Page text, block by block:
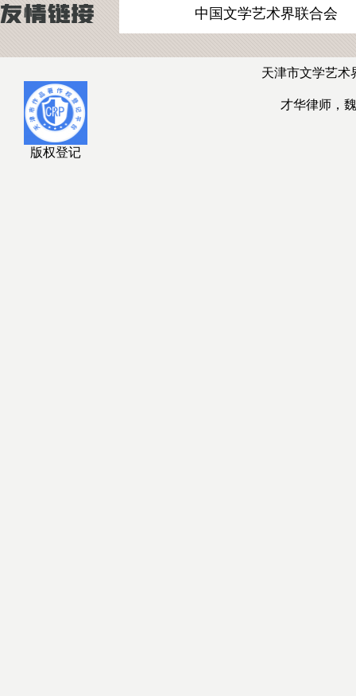
中国文学艺术界联合会
版权登记
天津市文学艺术
才华律师，